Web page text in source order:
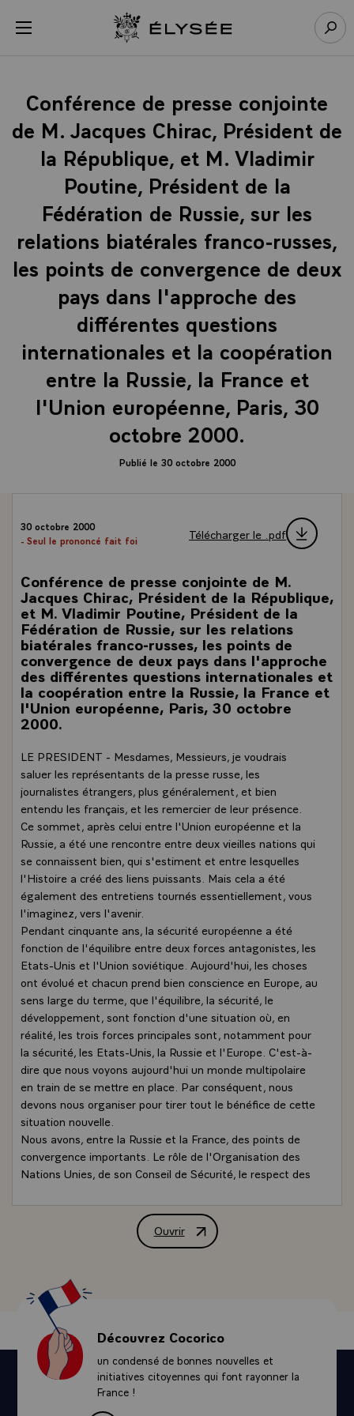
menu Retour à l’accueil Élysée
Conférence de presse conjointe
de M. Jacques Chirac, Président de
la République, et M. Vladimir
Poutine, Président de la
Fédération de Russie, sur les
relations biatérales franco-russes,
les points de convergence de deux
pays dans l'approche des
différentes questions
internationales et la coopération
entre la Russie, la France et
l'Union européenne, Paris, 30
octobre 2000.
Publié le 30 octobre 2000
30 octobre 2000
- Seul le prononcé fait foi
Télécharger le .pdf
Conférence de presse conjointe de M.
Jacques Chirac, Président de la République,
et M. Vladimir Poutine, Président de la
Fédération de Russie, sur les relations
biatérales franco-russes, les points de
convergence de deux pays dans l'approche
des différentes questions internationales et
la coopération entre la Russie, la France et
l'Union européenne, Paris, 30 octobre
2000.
LE PRESIDENT - Mesdames, Messieurs, je voudrais
saluer les représentants de la presse russe, les
journalistes étrangers, plus généralement, et bien
entendu les français, et les remercier de leur présence.
Ce sommet, après celui entre l'Union européenne et la
Russie, a été une rencontre entre deux vieilles nations qui
se connaissent bien, qui s'estiment et entre lesquelles
l'Histoire a créé des liens puissants. Mais cela a été
également des entretiens tournés essentiellement, vous
l'imaginez, vers l'avenir.
Pendant cinquante ans, la sécurité européenne a été
fonction de l'équilibre entre deux forces antagonistes, les
Etats-Unis et l'Union soviétique. Aujourd'hui, les choses
ont évolué et chacun prend bien conscience en Europe, au
sens large du terme, que l'équilibre, la sécurité, le
développement, sont fonction d'une situation où, en
réalité, les trois forces principales sont, notamment pour
la sécurité, les Etats-Unis, la Russie et l'Europe. C'est-à-
dire que nous voyons aujourd'hui un monde multipolaire
en train de se mettre en place. Par conséquent, nous
devons nous organiser pour tirer tout le bénéfice de cette
situation nouvelle.
Nous avons, entre la Russie et la France, des points de
convergence importants. Le rôle de l'Organisation des
Nations Unies, de son Conseil de Sécurité, le respect des
affaires stratégiques, nous avons la même position en ce
qui concerne le respect du Traité ABM qui, à nos yeux, ne
avons une position commune que nous défendrons à
l'Organisation des Nations Unies par une résolution qui,
d'ailleurs, rend hommage à la position et salue la décision
prise récemment par le Président CLINTON de reporter
le projet dit NMD.
Cette convergence s'exprime également pour ce qui
concerne les problèmes régionaux. Nous avons une
analyse assez commune et une inquiétude commune
Ouvrir
Conférence de presse conjointe de
Découvrez Cocorico
un condensé de bonnes nouvelles et
initiatives citoyennes qui font rayonner la
France !
Panneau de gestion des cookies